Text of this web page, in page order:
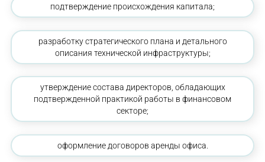
подтверждение происхождения капитала;
разработку стратегического плана и детального
описания технической инфраструктуры;
утверждение состава директоров, обладающих
подтвержденной практикой работы в финансовом
секторе;
оформление договоров аренды офиса.